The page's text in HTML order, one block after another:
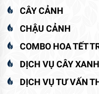
CÂY CẢNH
CHẬU CẢNH
COMBO HOA TẾT
DỊCH VỤ CÂY
DỊCH VỤ TƯ VẤN